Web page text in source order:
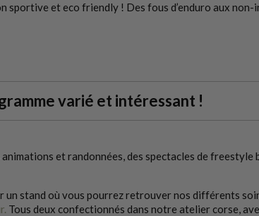
sportive et eco friendly ! Des fous d’enduro aux non-
varié et intéressant !
et randonnées, des spectacles de freestyle
un stand où vous pourrez retrouver nos différents
Tous deux confectionnés dans notre atelier corse,